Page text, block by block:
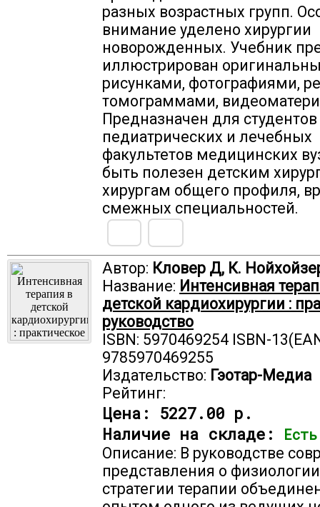
разных возрастных групп.
внимание уделено хирургии
новорожденных. Учебник
иллюстрирован
рисунками, фотографиями,
томограммами,
Предназначен для студентов
педиатрических и лечебных
факультетов медицинских
быть полезен детским
хирургам общего профиля,
смежных специальностей.
Автор: Кловер Д, К.
Название: Интенсивная
детской кардиохирургии :
руководство
ISBN: 5970469254 ISBN-
9785970469255
Издательство: Гэотар-Медиа
Рейтинг:
Цена: 5227.00 р.
Наличие на складе:
Описание: В руководстве
представления о
стратегии терапии